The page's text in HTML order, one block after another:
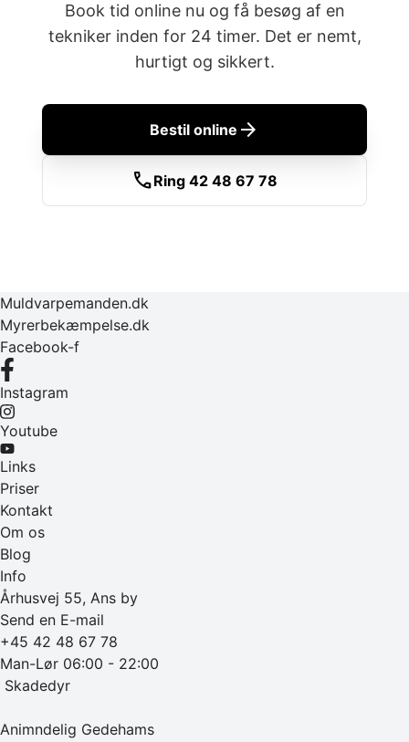
Book tid online nu og få besøg af en
tekniker inden for 24 timer. Det er nemt,
hurtigt og sikkert.
Bestil online arrow_forward
callRing 42 48 67 78
Muldvarpemanden.dk
Myrerbekæmpelse.dk
Facebook-f
Instagram
Youtube
Links
Priser
Kontakt
Om os
Blog
Info
Århusvej 55, Ans by
Send en E-mail
+45 42 48 67 78
Man-Lør 06:00 - 22:00
‎ Skadedyr
Animndelig Gedehams